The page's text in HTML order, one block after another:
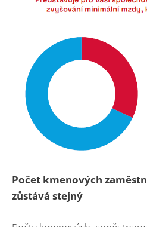
Počet kmenových
zůstává stejný